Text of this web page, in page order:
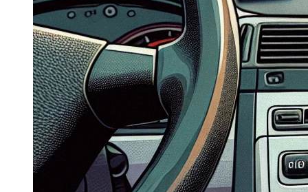
Navigatie Audi A4 B8
Navigatie Audi A5
Navigatie Audi A6 C5
Navigatie Audi A6 C6
Navigatie Audi A6 C7
Navigatie Audi Q5
Ford
Navigație Ford Fiesta
Navigație Ford Focus 1
Navigație Ford Focus 2
Navigație Ford Focus MK3
Navigație Ford Mondeo MK3
Navigație Ford Mondeo MK4
Navigație Ford Transit
Mercedes